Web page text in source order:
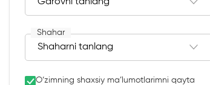
Shahar
O‘zimning shaxsiy ma’lumotlarimni qayta